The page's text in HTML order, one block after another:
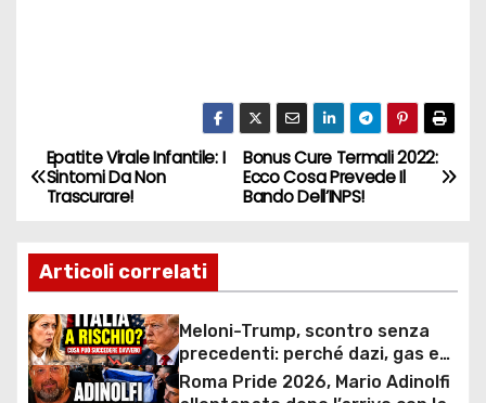
N
v
i
g
Bonus Cure Termali 2022:
Ecco Cosa Prevede Il
Bando Dell’INPS!
Epatite Virale Infantile: I
Sintomi Da Non
Trascurare!
Articoli correlati
Meloni-Trump, scontro senza
precedenti: perché dazi, gas e
rapporti diplomatici possono
Roma Pride 2026, Mario Adinolfi